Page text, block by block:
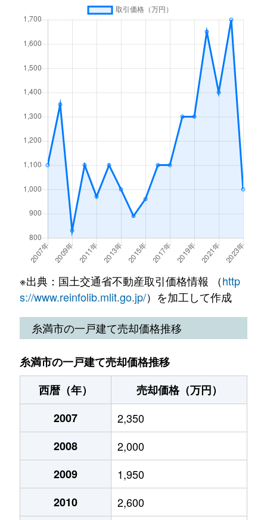
※出典：国土交通省不動産取引価格情報 （http
s://www.reinfolib.mlit.go.jp/）を加工して作成
糸満市の一戸建て売却価格推移
糸満市の一戸建て売却価格推移
西暦（年）
売却価格（万円）
2007
2,350
2008
2,000
2009
1,950
2010
2,600